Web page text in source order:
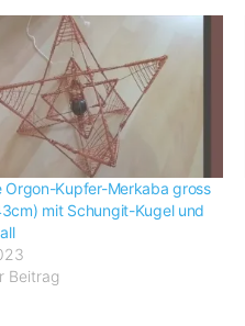
Orgon-Kupfer-Merkaba gross
mit Schungit-Kugel und
Beitrag